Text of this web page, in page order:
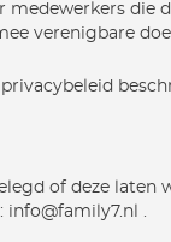
verenigbare
of deze
info@family7.nl .